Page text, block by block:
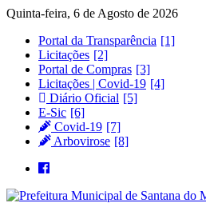
Quinta-feira, 6 de Agosto de 2026
Portal da Transparência
Licitações
Portal de Compras
Licitações | Covid-19
Diário Oficial
E-Sic
Covid-19
Arbovirose